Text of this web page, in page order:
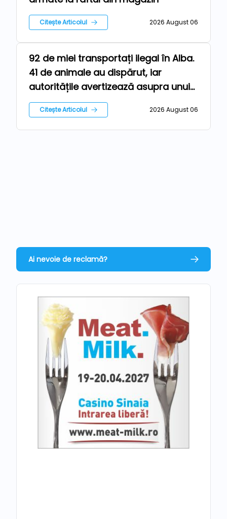
Citește Articolul 2026 August 06
Ferma
92 de miei transportați ilegal în Alba.
41 de animale au dispărut, iar
autoritățile avertizează asupra unui
risc epidemiologic major
Citește Articolul 2026 August 06
Ai nevoie de reclamă?